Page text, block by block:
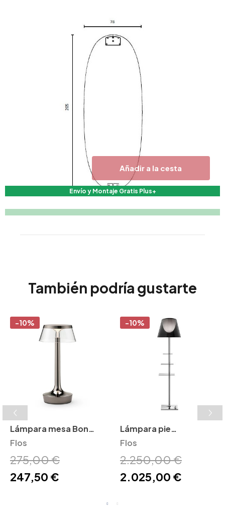
Añadir a la cesta
Envío y Montaje Gratis Plus+
También podría gustarte
-10%
Lámpara mesa Bon
Jour Unplugged Flos
Flos
275,00 €
247,50 €
-10%
Lámpara pie
Bibliotheque Nationale
Flos
Flos
2.250,00 €
2.025,00 €